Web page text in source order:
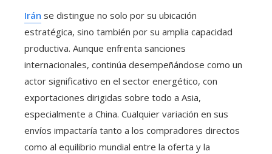
Irán se distingue no solo por su ubicación
estratégica, sino también por su amplia capacidad
productiva. Aunque enfrenta sanciones
internacionales, continúa desempeñándose como un
actor significativo en el sector energético, con
exportaciones dirigidas sobre todo a Asia,
especialmente a China. Cualquier variación en sus
envíos impactaría tanto a los compradores directos
como al equilibrio mundial entre la oferta y la